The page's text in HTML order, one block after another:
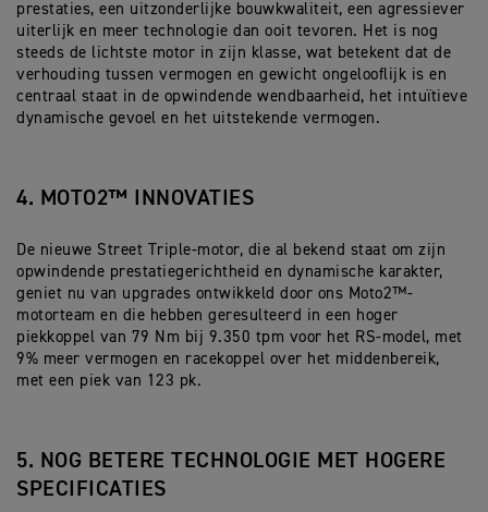
prestaties, een uitzonderlijke bouwkwaliteit, een agressiever
uiterlijk en meer technologie dan ooit tevoren. Het is nog
steeds de lichtste motor in zijn klasse, wat betekent dat de
verhouding tussen vermogen en gewicht ongelooflijk is en
centraal staat in de opwindende wendbaarheid, het intuïtieve
dynamische gevoel en het uitstekende vermogen.
4. MOTO2™ INNOVATIES
De nieuwe Street Triple-motor, die al bekend staat om zijn
opwindende prestatiegerichtheid en dynamische karakter,
geniet nu van upgrades ontwikkeld door ons Moto2™-
motorteam en die hebben geresulteerd in een hoger
piekkoppel van 79 Nm bij 9.350 tpm voor het RS-model, met
9% meer vermogen en racekoppel over het middenbereik,
met een piek van 123 pk.
5. NOG BETERE TECHNOLOGIE MET HOGERE
SPECIFICATIES